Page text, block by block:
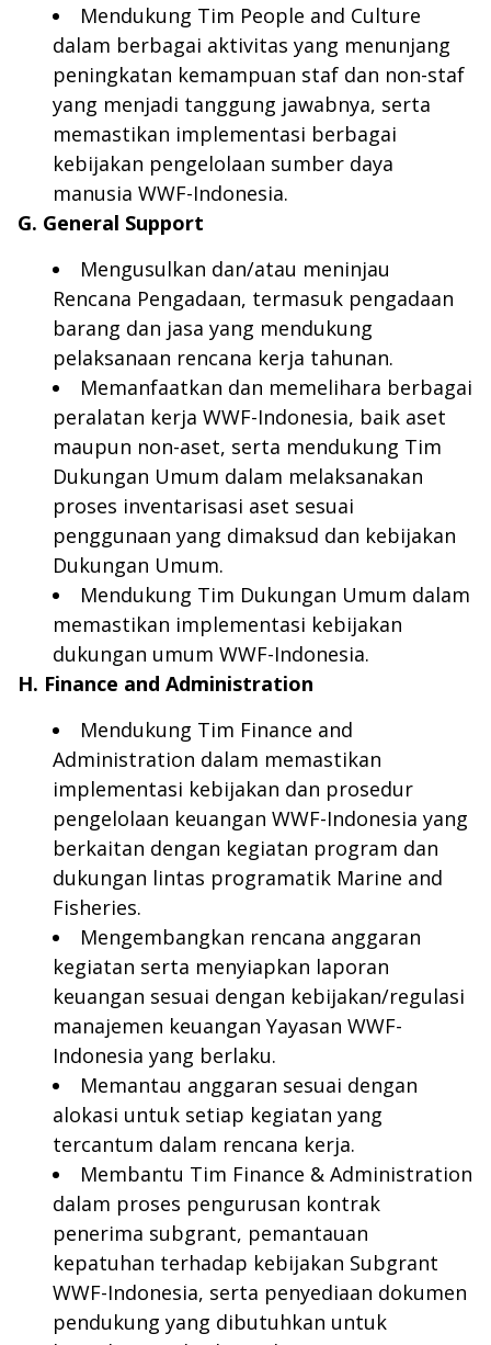
Mendukung Tim People and Culture
dalam berbagai aktivitas yang menunjang
peningkatan kemampuan staf dan non-staf
yang menjadi tanggung jawabnya, serta
memastikan implementasi berbagai
kebijakan pengelolaan sumber daya
manusia WWF-Indonesia.
G. General Support
Mengusulkan dan/atau meninjau
Rencana Pengadaan, termasuk pengadaan
barang dan jasa yang mendukung
pelaksanaan rencana kerja tahunan.
Memanfaatkan dan memelihara berbagai
peralatan kerja WWF-Indonesia, baik aset
maupun non-aset, serta mendukung Tim
Dukungan Umum dalam melaksanakan
proses inventarisasi aset sesuai
penggunaan yang dimaksud dan kebijakan
Dukungan Umum.
Mendukung Tim Dukungan Umum dalam
memastikan implementasi kebijakan
dukungan umum WWF-Indonesia.
H. Finance and Administration
Mendukung Tim Finance and
Administration dalam memastikan
implementasi kebijakan dan prosedur
pengelolaan keuangan WWF-Indonesia yang
berkaitan dengan kegiatan program dan
dukungan lintas programatik Marine and
Fisheries.
Mengembangkan rencana anggaran
kegiatan serta menyiapkan laporan
keuangan sesuai dengan kebijakan/regulasi
manajemen keuangan Yayasan WWF-
Indonesia yang berlaku.
Memantau anggaran sesuai dengan
alokasi untuk setiap kegiatan yang
tercantum dalam rencana kerja.
Membantu Tim Finance & Administration
dalam proses pengurusan kontrak
penerima subgrant, pemantauan
kepatuhan terhadap kebijakan Subgrant
WWF-Indonesia, serta penyediaan dokumen
pendukung yang dibutuhkan untuk